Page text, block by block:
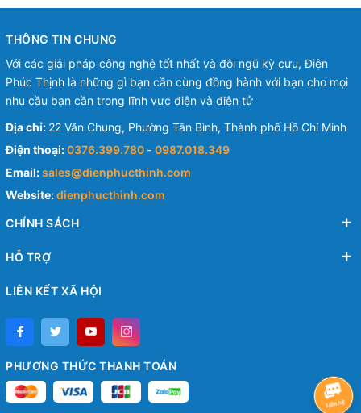
THÔNG TIN CHUNG
Với các giải pháp công nghệ tốt nhất và đội ngũ kỳ cựu, Điện
Phúc Thịnh là những gì bạn cần cùng đồng hành với bạn cho mọi
nhu cầu bạn cần trong lĩnh vực điện và điện tử
Địa chỉ: 22 Văn Chung, Phường Tân Bình, Thành phố Hồ Chí Minh
Điện thoại:0376.399.780 - 0987.018.349
Email:sales@dienphucthinh.com
Website:dienphucthinh.com
CHÍNH SÁCH
HỖ TRỢ
LIÊN KẾT XÃ HỘI
PHƯƠNG THỨC THANH TOÁN